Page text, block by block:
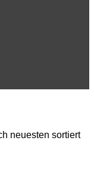
neuesten sortiert